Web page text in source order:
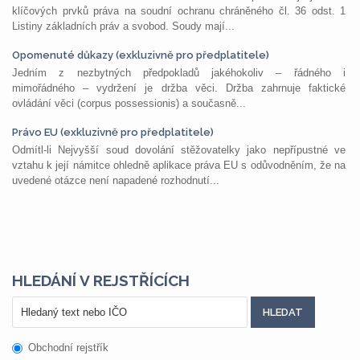
klíčových prvků práva na soudní ochranu chráněného čl. 36 odst. 1
Listiny základních práv a svobod. Soudy mají...
Opomenuté důkazy (exkluzivně pro předplatitele)
Jedním z nezbytných předpokladů jakéhokoliv – řádného i
mimořádného – vydržení je držba věci. Držba zahrnuje faktické
ovládání věci (corpus possessionis) a současně...
Právo EU (exkluzivně pro předplatitele)
Odmítl-li Nejvyšší soud dovolání stěžovatelky jako nepřípustné ve
vztahu k její námitce ohledně aplikace práva EU s odůvodněním, že na
uvedené otázce není napadené rozhodnutí...
HLEDÁNÍ V REJSTŘÍCÍCH
Obchodní rejstřík